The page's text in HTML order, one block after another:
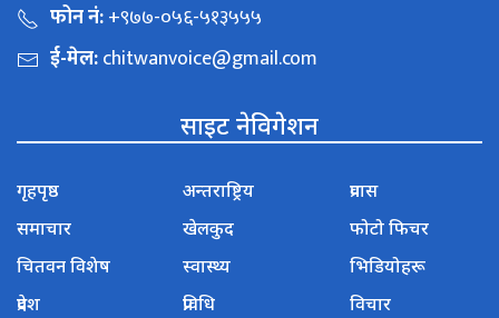
फोन नं:+९७७-०५६-५१३५५५
ई-मेल:chitwanvoice@gmail.com
साइट नेविगेशन
गृहपृष्ठ
समाचार
चितवन विशेष
प्रदेश
अन्तराष्ट्रिय
खेलकुद
स्वास्थ्य
प्रविधि
प्रवास
फोटो फिचर
भिडियोहरू
विचार